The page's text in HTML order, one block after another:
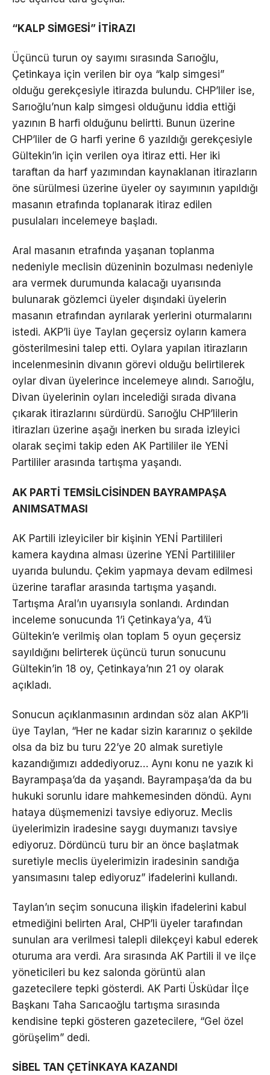
“KALP SİMGESİ” İTİRAZI
Üçüncü turun oy sayımı sırasında Sarıoğlu,
Çetinkaya için verilen bir oya “kalp simgesi”
olduğu gerekçesiyle itirazda bulundu. CHP’liler ise,
Sarıoğlu’nun kalp simgesi olduğunu iddia ettiği
yazının B harfi olduğunu belirtti. Bunun üzerine
CHP’liler de G harfi yerine 6 yazıldığı gerekçesiyle
Gültekin’in için verilen oya itiraz etti. Her iki
taraftan da harf yazımından kaynaklanan itirazların
öne sürülmesi üzerine üyeler oy sayımının yapıldığı
masanın etrafında toplanarak itiraz edilen
pusulaları incelemeye başladı.
Aral masanın etrafında yaşanan toplanma
nedeniyle meclisin düzeninin bozulması nedeniyle
ara vermek durumunda kalacağı uyarısında
bulunarak gözlemci üyeler dışındaki üyelerin
masanın etrafından ayrılarak yerlerini oturmalarını
istedi. AKP’li üye Taylan geçersiz oyların kamera
gösterilmesini talep etti. Oylara yapılan itirazların
incelenmesinin divanın görevi olduğu belirtilerek
oylar divan üyelerince incelemeye alındı. Sarıoğlu,
Divan üyelerinin oyları incelediği sırada divana
çıkarak itirazlarını sürdürdü. Sarıoğlu CHP’lilerin
itirazları üzerine aşağı inerken bu sırada izleyici
olarak seçimi takip eden AK Partililer ile YENİ
Partililer arasında tartışma yaşandı.
AK PARTİ TEMSİLCİSİNDEN BAYRAMPAŞA
ANIMSATMASI
AK Partili izleyiciler bir kişinin YENİ Partilileri
kamera kaydına alması üzerine YENİ Partilililer
uyarıda bulundu. Çekim yapmaya devam edilmesi
üzerine taraflar arasında tartışma yaşandı.
Tartışma Aral’ın uyarısıyla sonlandı. Ardından
inceleme sonucunda 1’i Çetinkaya’ya, 4’ü
Gültekin’e verilmiş olan toplam 5 oyun geçersiz
sayıldığını belirterek üçüncü turun sonucunu
Gültekin’in 18 oy, Çetinkaya’nın 21 oy olarak
açıkladı.
Sonucun açıklanmasının ardından söz alan AKP’li
üye Taylan, “Her ne kadar sizin kararınız o şekilde
olsa da biz bu turu 22’ye 20 almak suretiyle
kazandığımızı addediyoruz… Aynı konu ne yazık ki
Bayrampaşa’da da yaşandı. Bayrampaşa’da da bu
hukuki sorunlu idare mahkemesinden döndü. Aynı
hataya düşmemenizi tavsiye ediyoruz. Meclis
üyelerimizin iradesine saygı duymanızı tavsiye
ediyoruz. Dördüncü turu bir an önce başlatmak
suretiyle meclis üyelerimizin iradesinin sandığa
yansımasını talep ediyoruz” ifadelerini kullandı.
Taylan’ın seçim sonucuna ilişkin ifadelerini kabul
etmediğini belirten Aral, CHP’li üyeler tarafından
sunulan ara verilmesi talepli dilekçeyi kabul ederek
oturuma ara verdi. Ara sırasında AK Partili il ve ilçe
yöneticileri bu kez salonda görüntü alan
gazetecilere tepki gösterdi. AK Parti Üsküdar İlçe
Başkanı Taha Sarıcaoğlu tartışma sırasında
kendisine tepki gösteren gazetecilere, “Gel özel
görüşelim” dedi.
SİBEL TAN ÇETİNKAYA KAZANDI